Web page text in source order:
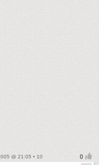
@ 21:05 • 10